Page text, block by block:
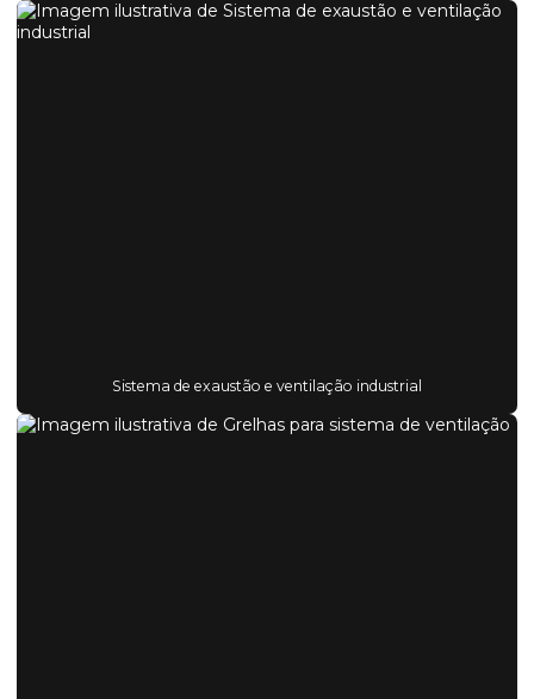
Sistema de exaustão e ventilação industrial